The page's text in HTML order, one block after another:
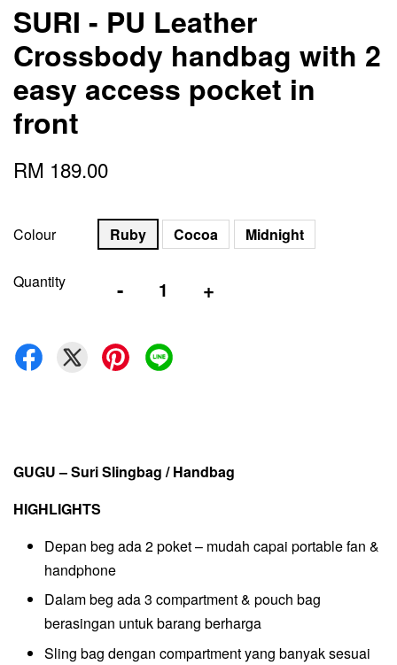
SURI - PU Leather
Crossbody handbag with 2
easy access pocket in
front
RM 189.00
Colour Ruby Cocoa Midnight
Quantity - +
GUGU – Suri Slingbag / Handbag
HIGHLIGHTS
Depan beg ada 2 poket – mudah capai portable fan &
handphone
Dalam beg ada 3 compartment & pouch bag
berasingan untuk barang berharga
Sling bag dengan compartment yang banyak sesuai